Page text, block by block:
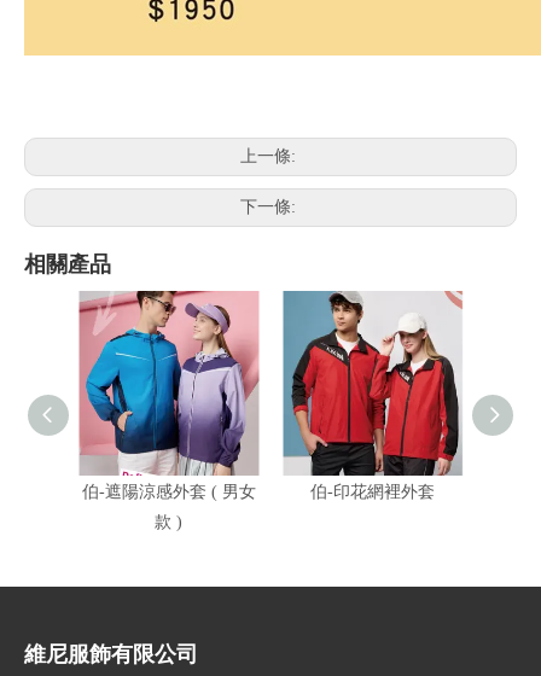
上一條:
下一條:
相關產品
伯-遮陽涼感外套 ( 男女
款 )
伯-印花網裡外套
維尼服飾有限公司